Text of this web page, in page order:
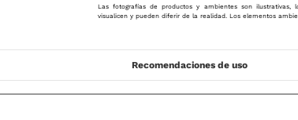
Las fotografías de productos y ambientes son
visualicen y pueden diferir de la realidad. Los elementos
Recomendaciones de uso